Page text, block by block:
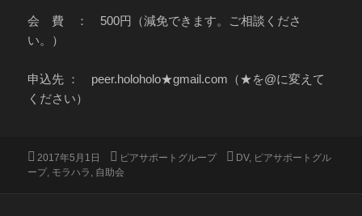
会 費 ： 500円（減免できます。ご相談くださ
い。）
申込先 ： peer.holoholo★gmail.com（★を@に変えて
ください）
投
稿
2017年5月1日
カ
テ
ピアサポートグループ
タ
DV, ピアサポートグル
ープ, モラハラ , 自助会